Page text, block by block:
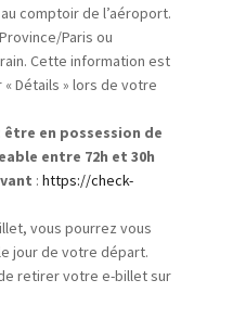
comptoir de l’aéroport.
Paris ou
Cette information est
Détails » lors de votre
en possession de
entre 72h et 30h
: https://check-
vous pourrez vous
jour de votre départ.
retirer votre e-billet sur